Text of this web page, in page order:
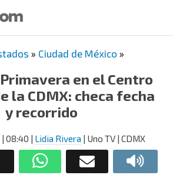
» Ciudad de México »
en el Centro
la CDMX: checa fecha
y recorrido
| 08:40 | Lidia Rivera | Uno TV | CDMX